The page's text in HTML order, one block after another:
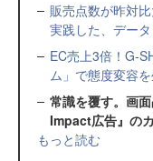
販売点数が昨対
実践した、デー
EC売上3倍！G-
ム」で態度変容
常識を覆す。画
Impact広告』の
もっと読む